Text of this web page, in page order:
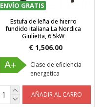
ENVÍO GRATIS
Estufa de leña de hierro
fundido italiana La Nordica
Giulietta, 6.5kW
€ 1,506.00
A+
Clase de eficiencia
energética
AÑADIR AL CARRO